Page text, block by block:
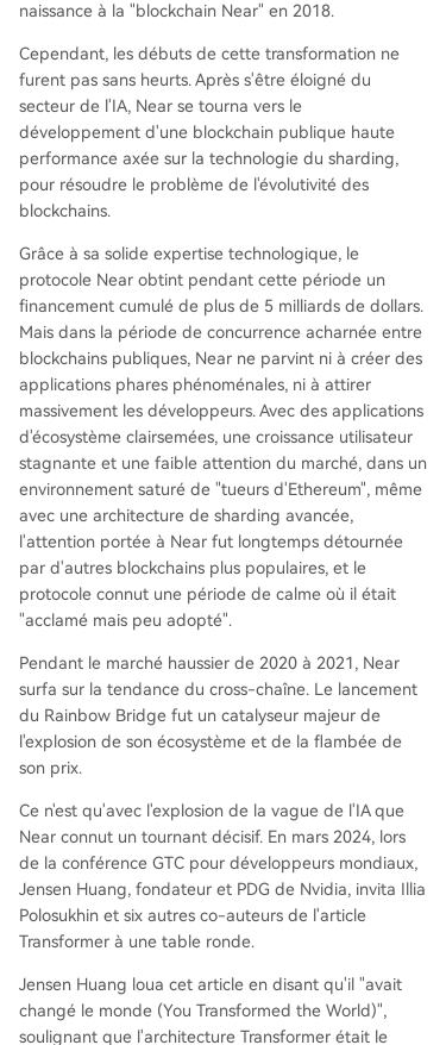
naissance à la "blockchain Near" en 2018.
Cependant, les débuts de cette transformation ne
furent pas sans heurts. Après s'être éloigné du
secteur de l'IA, Near se tourna vers le
développement d'une blockchain publique haute
performance axée sur la technologie du sharding,
pour résoudre le problème de l'évolutivité des
blockchains.
Grâce à sa solide expertise technologique, le
protocole Near obtint pendant cette période un
financement cumulé de plus de 5 milliards de dollars.
Mais dans la période de concurrence acharnée entre
blockchains publiques, Near ne parvint ni à créer des
applications phares phénoménales, ni à attirer
massivement les développeurs. Avec des applications
d'écosystème clairsemées, une croissance utilisateur
stagnante et une faible attention du marché, dans un
environnement saturé de "tueurs d'Ethereum", même
avec une architecture de sharding avancée,
l'attention portée à Near fut longtemps détournée
par d'autres blockchains plus populaires, et le
protocole connut une période de calme où il était
"acclamé mais peu adopté".
Pendant le marché haussier de 2020 à 2021, Near
surfa sur la tendance du cross-chaîne. Le lancement
du Rainbow Bridge fut un catalyseur majeur de
l'explosion de son écosystème et de la flambée de
son prix.
Ce n'est qu'avec l'explosion de la vague de l'IA que
Near connut un tournant décisif. En mars 2024, lors
de la conférence GTC pour développeurs mondiaux,
Jensen Huang, fondateur et PDG de Nvidia, invita Illia
Polosukhin et six autres co-auteurs de l'article
Transformer à une table ronde.
Jensen Huang loua cet article en disant qu'il "avait
changé le monde (You Transformed the World)",
soulignant que l'architecture Transformer était le